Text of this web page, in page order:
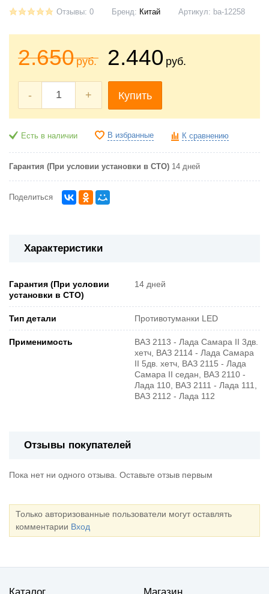
Отзывы: 0 Бренд: Китай Артикул: ba-12258
2.650руб. 2.440 руб.
- + Купить
Есть в наличии В избранные К сравнению
Гарантия (При условии установки в СТО) 14 дней
Поделиться
Характеристики
Гарантия (При условии
установки в СТО)
14 дней
Тип детали Противотуманки LED
Применимость
ВАЗ 2113 - Лада Самара II 3дв.
хетч, ВАЗ 2114 - Лада Самара
II 5дв. хетч, ВАЗ 2115 - Лада
Самара II седан, ВАЗ 2110 -
Лада 110, ВАЗ 2111 - Лада 111,
ВАЗ 2112 - Лада 112
Отзывы покупателей
Пока нет ни одного отзыва. Оставьте отзыв первым
Только авторизованные пользователи могут оставлять
комментарии Вход